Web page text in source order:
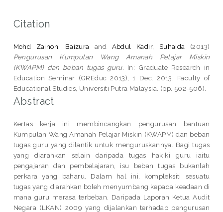
Citation
Mohd Zainon, Baizura and Abdul Kadir, Suhaida (2013)
Pengurusan Kumpulan Wang Amanah Pelajar Miskin
(KWAPM) dan beban tugas guru. In: Graduate Research in
Education Seminar (GREduc 2013), 1 Dec. 2013, Faculty of
Educational Studies, Universiti Putra Malaysia. (pp. 502-506).
Abstract
Kertas kerja ini membincangkan pengurusan bantuan
Kumpulan Wang Amanah Pelajar Miskin (KWAPM) dan beban
tugas guru yang dilantik untuk menguruskannya. Bagi tugas
yang diarahkan selain daripada tugas hakiki guru iaitu
pengajaran dan pembelajaran, isu beban tugas bukanlah
perkara yang baharu. Dalam hal ini, kompleksiti sesuatu
tugas yang diarahkan boleh menyumbang kepada keadaan di
mana guru merasa terbeban. Daripada Laporan Ketua Audit
Negara (LKAN) 2009 yang dijalankan terhadap pengurusan